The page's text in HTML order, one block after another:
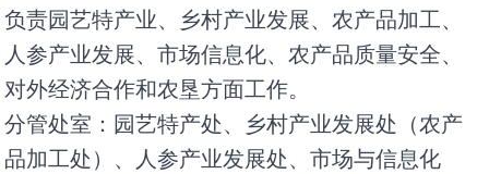
负责园艺特产业、乡村产业发展、农产品加工、
人参产业发展、市场信息化、农产品质量安全、
对外经济合作和农垦方面工作。
分管处室：园艺特产处、乡村产业发展处（农产
品加工处）、人参产业发展处、市场与信息化